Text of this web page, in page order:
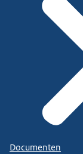
Documenten